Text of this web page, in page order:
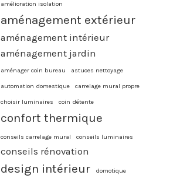
amélioration isolation
aménagement extérieur
aménagement intérieur
aménagement jardin
aménager coin bureau astuces nettoyage
automation domestique carrelage mural propre
choisir luminaires coin détente
confort thermique
conseils carrelage mural conseils luminaires
conseils rénovation
design intérieur domotique